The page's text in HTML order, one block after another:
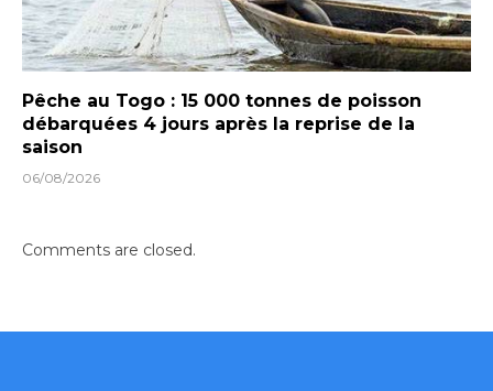
Pêche au Togo : 15 000 tonnes de poisson
débarquées 4 jours après la reprise de la
saison
06/08/2026
Comments are closed.